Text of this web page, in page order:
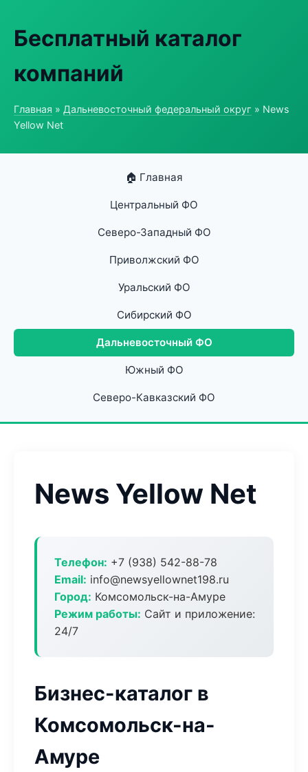
Бесплатный каталог
компаний
Главная » Дальневосточный федеральный округ » News
Yellow Net
🏠 Главная
Центральный ФО
Северо-Западный ФО
Приволжский ФО
Уральский ФО
Сибирский ФО
Дальневосточный ФО
Южный ФО
Северо-Кавказский ФО
News Yellow Net
Телефон: +7 (938) 542-88-78
Email: info@newsyellownet198.ru
Город: Комсомольск-на-Амуре
Режим работы: Сайт и приложение:
24/7
Бизнес-каталог в
Комсомольск-на-
Амуре